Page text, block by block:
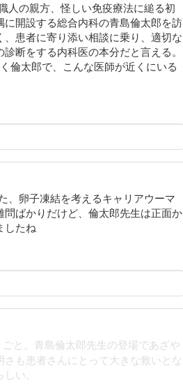
人の親方、怪しい免疫療法に縋る初
開設する総合内科の青島倫太郎を訪
患者に寄り添い相談に乗り、適切な
断をする内科医の本分だと言える。
倫太郎で、こんな医師が近くにいる
、卵子凍結を考えるキャリアウーマ
ばかりだけど、倫太郎先生は正面か
したね
と。青島倫太郎先生の登場であざや
も患者さんにとって大きな救いとな
い。